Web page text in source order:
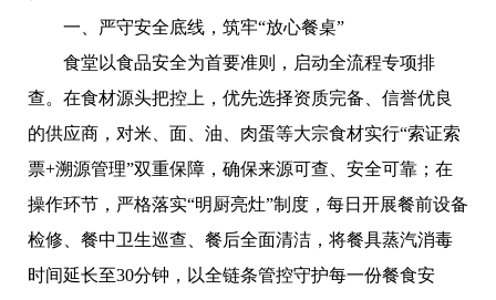
一、 严守安全底线，筑牢“放心餐桌”
食堂以食品安全为首要准则，启动全流程专项排
查。在食材源头把控上，优先选择资质完备、信誉优良
的供应商，对米、面、油、肉蛋等大宗食材实行“索证索
票+溯源管理”双重保障，确保来源可查、安全可靠；在
操作环节，严格落实“明厨亮灶”制度，每日开展餐前设备
检修、餐中卫生巡查、餐后全面清洁，将餐具蒸汽消毒
时间延长至30分钟，以全链条管控守护每一份餐食安